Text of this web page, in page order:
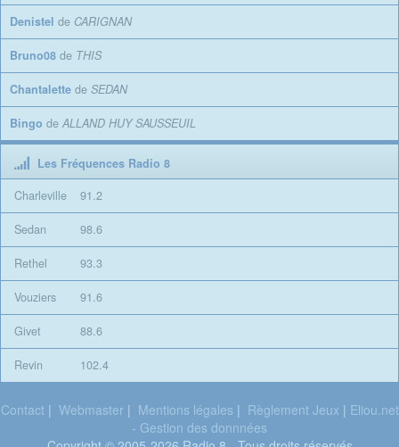
Denistel de CARIGNAN
Bruno08 de THIS
Chantalette de SEDAN
Bingo de ALLAND HUY SAUSSEUIL
Les Fréquences Radio 8
Charleville
91.2
Sedan 98.6
Rethel 93.3
Vouziers 91.6
Givet 88.6
Revin 102.4
Contact| Webmaster| Mentions légales | Règlement Jeux | Eliou.net
- Gestion des donnnées